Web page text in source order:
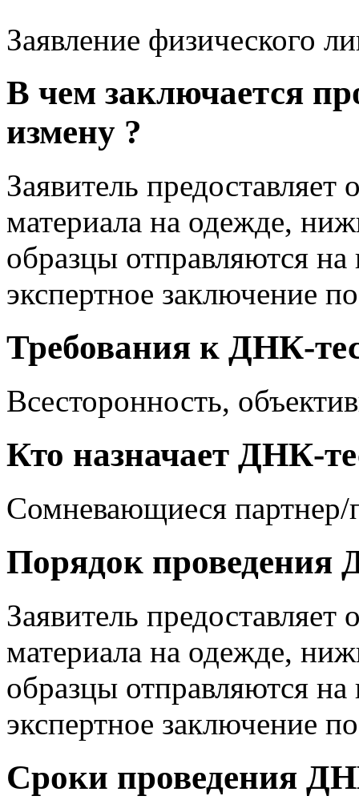
Заявление физического
В чем заключается
измену ?
Заявитель
материала на одежде,
образцы отправляются на
экспертное заключение
Требования к ДНК-
Всесторонность,
Кто назначает ДНК-
Сомневающиеся партнер/
Порядок проведения
Заявитель
материала на одежде,
образцы отправляются на
экспертное заключение
Сроки проведения